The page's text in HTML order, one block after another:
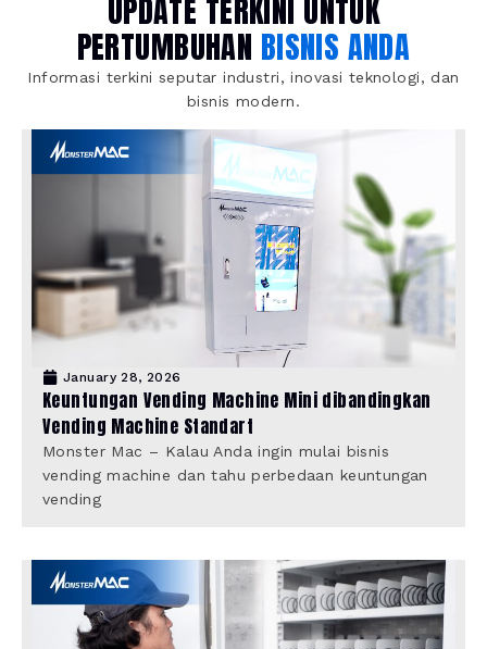
UPDATE TERKINI UNTUK
PERTUMBUHAN BISNIS ANDA
Informasi terkini seputar industri, inovasi teknologi, dan
bisnis modern.
January 28, 2026
Keuntungan Vending Machine Mini dibandingkan
Vending Machine Standart
Monster Mac – Kalau Anda ingin mulai bisnis
vending machine dan tahu perbedaan keuntungan
vending